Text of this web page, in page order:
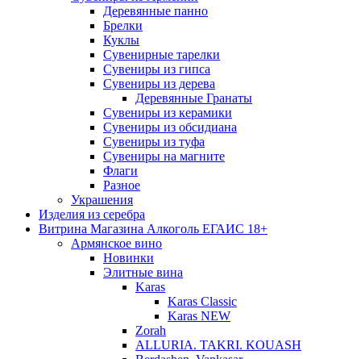
Деревянные панно
Брелки
Куклы
Сувенирные тарелки
Сувениры из гипса
Сувениры из дерева
Деревянные Гранаты
Сувениры из керамики
Сувениры из обсидиана
Сувениры из туфа
Сувениры на магните
Флаги
Разное
Украшения
Изделия из серебра
Витрина Магазина Алкоголь ЕГАИС 18+
Армянское вино
Новинки
Элитные вина
Karas
Karas Classic
Karas NEW
Zorah
ALLURIA. TAKRI. KOUASH